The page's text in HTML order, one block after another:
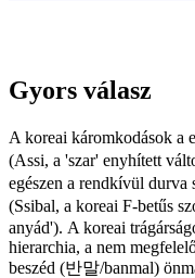
Gyors válasz
A koreai káromkodások a
(Assi, a 'szar' enyhített
egészen a rendkívül
(Ssibal, a koreai F-betűs
anyád'). A koreai
hierarchia, a nem
beszéd (반말/banmal)